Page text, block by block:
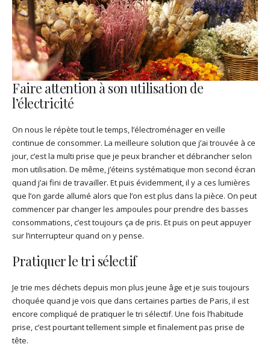
Faire attention à son utilisation de
l’électricité
On nous le répète tout le temps, l’électroménager en veille
continue de consommer. La meilleure solution que j’ai trouvée à ce
jour, c’est la multi prise que je peux brancher et débrancher selon
mon utilisation. De même, j’éteins systématique mon second écran
quand j’ai fini de travailler. Et puis évidemment, il y a ces lumières
que l’on garde allumé alors que l’on est plus dans la pièce. On peut
commencer par changer les ampoules pour prendre des basses
consommations, c’est toujours ça de pris. Et puis on peut appuyer
sur l’interrupteur quand on y pense.
Pratiquer le tri sélectif
Je trie mes déchets depuis mon plus jeune âge et je suis toujours
choquée quand je vois que dans certaines parties de Paris, il est
encore compliqué de pratiquer le tri sélectif. Une fois l’habitude
prise, c’est pourtant tellement simple et finalement pas prise de
tête.